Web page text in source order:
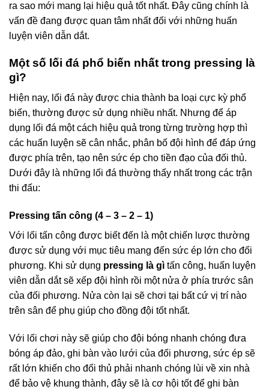
ra sao mới mang lại hiệu quả tốt nhất. Đây cũng chính là
vấn đề đang được quan tâm nhất đối với những huấn
luyện viên dẫn dắt.
Một số lối đá phổ biến nhất trong pressing là
gì?
Hiện nay, lối đá này được chia thành ba loại cực kỳ phổ
biến, thường được sử dụng nhiều nhất. Nhưng để áp
dụng lối đá một cách hiệu quả trong từng trường hợp thì
các huấn luyện sẽ cân nhắc, phân bố đội hình để đáp ứng
được phía trên, tạo nên sức ép cho tiền đạo của đối thủ.
Dưới đây là những lối đá thường thấy nhất trong các trận
thi đấu:
Pressing tấn công (4 – 3 – 2 – 1)
Với lối tấn công được biết đến là một chiến lược thường
được sử dụng với mục tiêu mang đến sức ép lớn cho đối
phương. Khi sử dụng pressing là gì tấn công, huấn luyện
viên dẫn dắt sẽ xếp đội hình rồi một nửa ở phía trước sân
của đối phương. Nửa còn lại sẽ chơi tại bất cứ vị trí nào
trên sân để phụ giúp cho đồng đội tốt nhất.
Với lối chơi này sẽ giúp cho đội bóng nhanh chóng đưa
bóng áp đảo, ghi bàn vào lưới của đối phương, sức ép sẽ
rất lớn khiến cho đối thủ phải nhanh chóng lùi về xin nhà
để bảo vệ khung thành, đây sẽ là cơ hội tốt để ghi bàn